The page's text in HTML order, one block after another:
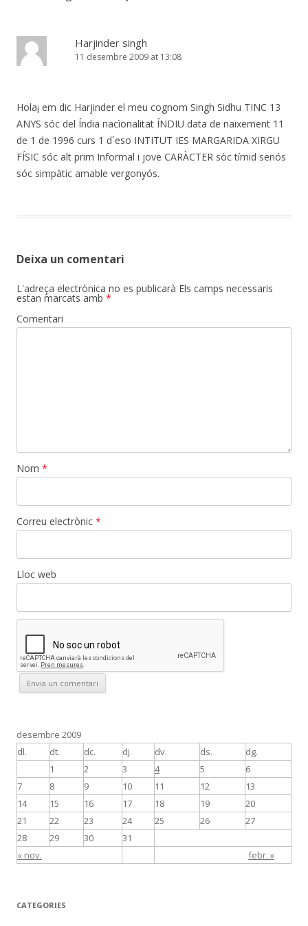
Harjinder singh
11 desembre 2009 at 13:08
Hola¡ em dic Harjinder el meu cognom Singh Sidhu TINC 13
ANYS sóc del Índia nacìonalitat ÍNDIU data de naixement 11
de 1 de 1996 curs 1 d´eso INTITUT IES MARGARIDA XIRGU
FÍSIC sóc alt prim Informal i jove CARÀCTER sòc tímid seriós
sóc simpàtic amable vergonyós.
Deixa un comentari
L'adreça electrònica no es publicarà Els camps necessaris
estan marcats amb *
Comentari
Nom *
Correu electrònic *
Lloc web
desembre 2009
dl.
dt. dc. dj. dv. ds. dg.
« nov. febr. »
1 2 3 4 5
6
7
8 9 10 11 12
13
14
15 16 17 18 19
20
21
22 23 24 25 26
27
28
29 30 31
CATEGORIES